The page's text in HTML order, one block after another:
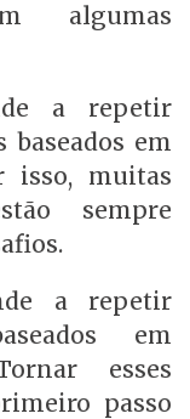
algumas
a repetir
baseados em
isso, muitas
sempre
a repetir
em
esses
passo